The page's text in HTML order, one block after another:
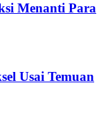
Menanti Para
Usai Temuan